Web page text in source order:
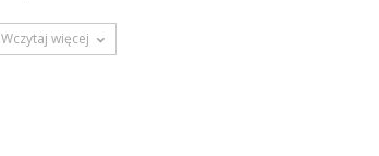
Wczytaj więcej